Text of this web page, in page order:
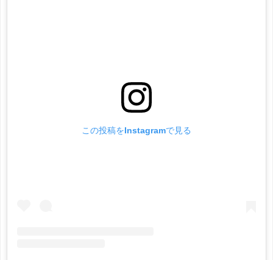
この投稿をInstagramで見る